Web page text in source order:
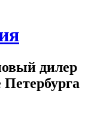
дилер